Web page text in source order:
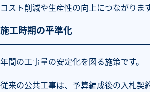
コスト削減や生産性の向上につながります
施工時期の平準化
年間の工事量の安定化を図る施策です。
従来の公共工事は、予算編成後の入札契